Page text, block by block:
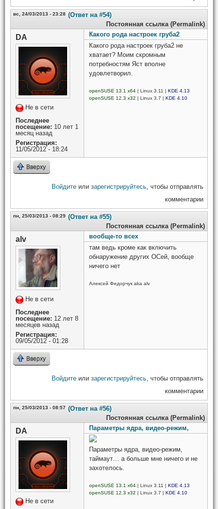
вс, 24/03/2013 - 23:28 (Ответ на #54)
Постоянная ссылка (Permalink)
DA
Не в сети
Последнее
посещение: 10 лет 1
месяц назад
Регистрация:
11/05/2012 - 18:24
Какого рода настроек груба2
Какого рода настроек груба2 не
хватает? Моим скромным
потребностям Яст вполне
удовлетворил.
openSUSE 13.1 x64 | Linux 3.11 | KDE 4.13
openSUSE 12.3 x32 | Linux 3.7 | KDE 4.10
Вверху
Войдите или зарегистрируйтесь , чтобы отправлять
комментарии
пн, 25/03/2013 - 08:29 (Ответ на #55)
Постоянная ссылка (Permalink)
alv
Не в сети
Последнее
посещение: 12 лет 8
месяцев назад
Регистрация:
09/05/2012 - 01:28
вообще-то всех
там ведь кроме как включить
обнаружение других ОСей, вообще
ничего нет
Алексей Федорчук aka alv
Вверху
Войдите или зарегистрируйтесь , чтобы отправлять
комментарии
пн, 25/03/2013 - 08:57 (Ответ на #56)
Постоянная ссылка (Permalink)
DA
Не в сети
Параметры ядра, видео-режим,
Параметры ядра, видео-режим,
таймаут… а больше мне ничего и не
захотелось.
openSUSE 13.1 x64 | Linux 3.11 | KDE 4.13
openSUSE 12.3 x32 | Linux 3.7 | KDE 4.10